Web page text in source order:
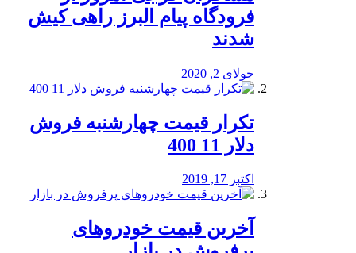
فرودگاه پیام البرز راهی کیش
شدند
جولای 2, 2020
تکرار قیمت چهارشنبه فروش
دلار 11 400
اکتبر 17, 2019
آخرین قیمت خودرو‌های